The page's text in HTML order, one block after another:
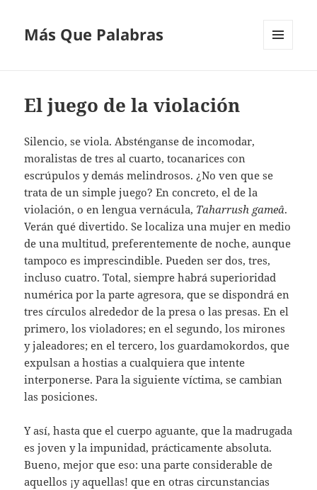
Más Que Palabras
El juego de la violación
Silencio, se viola. Absténganse de incomodar,
moralistas de tres al cuarto, tocanarices con
escrúpulos y demás melindrosos. ¿No ven que se
trata de un simple juego? En concreto, el de la
violación, o en lengua vernácula, Taharrush gameâ.
Verán qué divertido. Se localiza una mujer en medio
de una multitud, preferentemente de noche, aunque
tampoco es imprescindible. Pueden ser dos, tres,
incluso cuatro. Total, siempre habrá superioridad
numérica por la parte agresora, que se dispondrá en
tres círculos alrededor de la presa o las presas. En el
primero, los violadores; en el segundo, los mirones
y jaleadores; en el tercero, los guardamokordos, que
expulsan a hostias a cualquiera que intente
interponerse. Para la siguiente víctima, se cambian
las posiciones.
Y así, hasta que el cuerpo aguante, que la madrugada
es joven y la impunidad, prácticamente absoluta.
Bueno, mejor que eso: una parte considerable de
aquellos ¡y aquellas! que en otras circunstancias